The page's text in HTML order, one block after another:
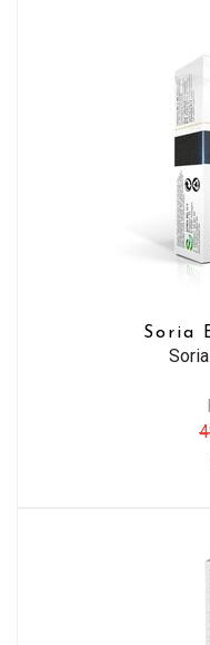
Soria